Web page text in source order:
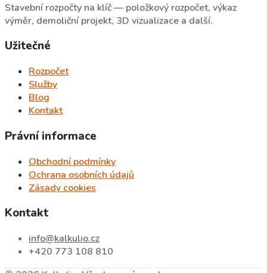
Stavební rozpočty na klíč — položkový rozpočet, výkaz
výměr, demoliční projekt, 3D vizualizace a další.
Užitečné
Rozpočet
Služby
Blog
Kontakt
Právní informace
Obchodní podmínky
Ochrana osobních údajů
Zásady cookies
Kontakt
info@kalkulio.cz
+420 773 108 810